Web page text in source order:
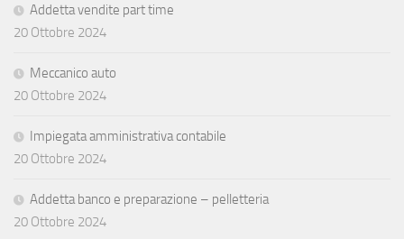
Addetta vendite part time
20 Ottobre 2024
Meccanico auto
20 Ottobre 2024
Impiegata amministrativa contabile
20 Ottobre 2024
Addetta banco e preparazione – pelletteria
20 Ottobre 2024